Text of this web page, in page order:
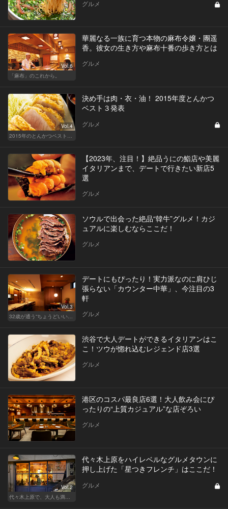
グルメ
Vol.6
「麻布」のこれから。
華麗なる一族に育つ本物の麻布令嬢・團遥
香。彼女の生き方や麻布十番の歩き方とは
グルメ
Vol.4
2015年のとんかつベスト10を発表！
決め手は肉・衣・油！ 2015年度とんかつ
ベスト３発表
グルメ
【2023年、注目！】絶品うにの鮨店や美麗
イタリアンまで、デートで行きたい新店5
選
グルメ
ソウルで出会った絶品“韓牛”グルメ！カジ
ュアルに楽しむならここだ！
グルメ
Vol.3
デートにもぴったり！実力派なのに肩ひじ
張らない「カウンター中華」、今注目の3
軒
グルメ
渋谷で大人デートができるイタリアンはこ
こ！ツウが惚れ込むレジェンド店3選
グルメ
港区のコスパ最良店6選！大人飲み会にぴ
ったりの“上質カジュアル”な店ぞろい
グルメ
Vol.2
代々木上原をハイレベルなグルメタウンに
押し上げた「星つきフレンチ」はここだ！
グルメ